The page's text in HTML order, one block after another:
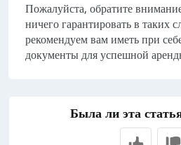
Пожалуйста, обратите
ничего гарантировать в таких
рекомендуем вам иметь при
документы для успешной
Была ли эта